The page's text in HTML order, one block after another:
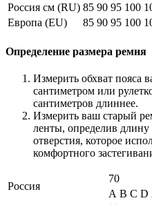
Россия см (RU) 85 90 95 100
Европа (EU)
85 90 95 100
Определение размера ремня
Измерить обхват
сантиметром или
сантиметров длиннее.
Измерить ваш старый
ленты, определив
отверстия, которое
комфортного
Россия
70
A B C D